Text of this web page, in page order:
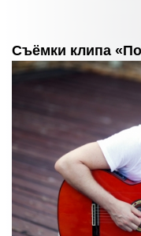
Съёмки клипа